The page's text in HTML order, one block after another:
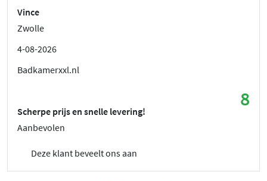
Vince
Zwolle
4-08-2026
Badkamerxxl.nl
8
Scherpe prijs en snelle levering!
Aanbevolen
Deze klant beveelt ons aan